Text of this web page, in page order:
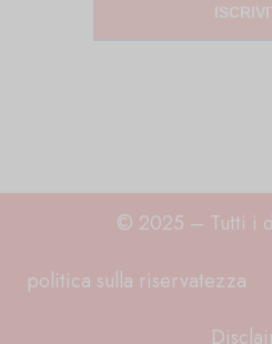
© 2025 – Tutti i
politica sulla riservatezza